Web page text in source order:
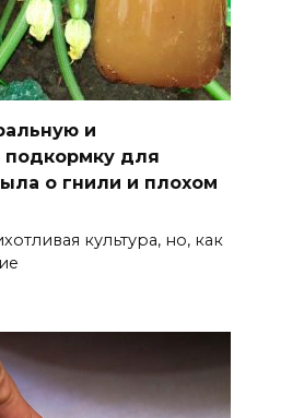
и
для
о гнили и плохом
культура, но, как